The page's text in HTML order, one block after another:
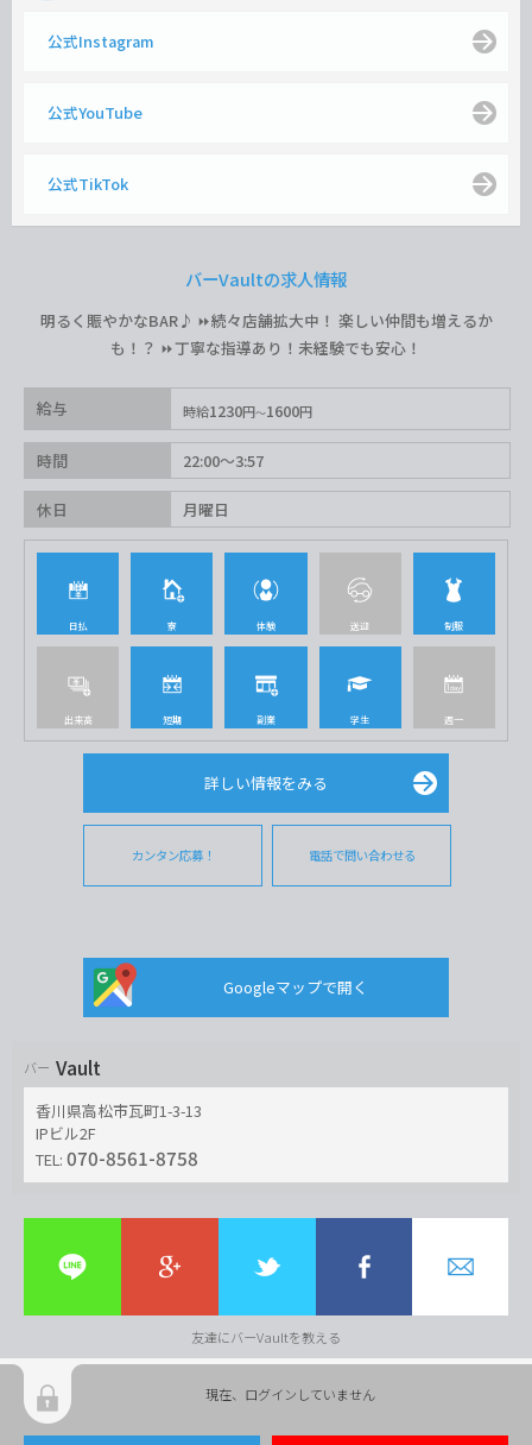
公式Instagram
公式YouTube
公式TikTok
バーVaultの求人情報
明るく賑やかなBAR♪ ⏩続々店舗拡大中！ 楽しい仲間も増えるか
も！？ ⏩丁寧な指導あり！未経験でも安心！
給与 時給1230円 1600円
時間 22:00〜3:57
休日 月曜日
日払 寮 体験 送迎 制服
出来高 短期 副業 学生 週一
詳しい情報をみる
カンタン応募！ 電話で問い合わせる
Googleマップで開く
バー Vault
香川県高松市瓦町1-3-13
IPビル2F
TEL: 070-8561-8758
友達にバーVaultを教える
現在、ログインしていません